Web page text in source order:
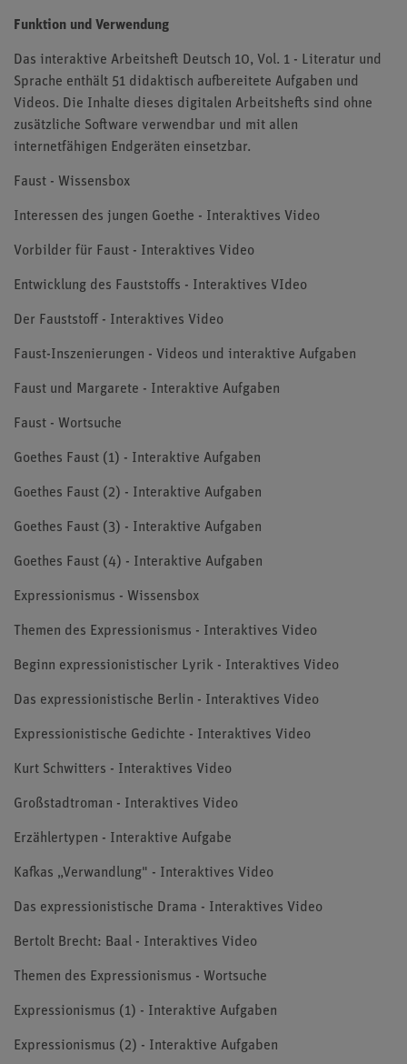
Funktion und Verwendung
Das interaktive Arbeitsheft Deutsch 10, Vol. 1 - Literatur und
Sprache enthält 51 didaktisch aufbereitete Aufgaben und
Videos. Die Inhalte dieses digitalen Arbeitshefts sind ohne
zusätzliche Software verwendbar und mit allen
internetfähigen Endgeräten einsetzbar.
Faust - Wissensbox
Interessen des jungen Goethe - Interaktives Video
Vorbilder für Faust - Interaktives Video
Entwicklung des Fauststoffs - Interaktives VIdeo
Der Fauststoff - Interaktives Video
Faust-Inszenierungen - Videos und interaktive Aufgaben
Faust und Margarete - Interaktive Aufgaben
Faust - Wortsuche
Goethes Faust (1) - Interaktive Aufgaben
Goethes Faust (2) - Interaktive Aufgaben
Goethes Faust (3) - Interaktive Aufgaben
Goethes Faust (4) - Interaktive Aufgaben
Expressionismus - Wissensbox
Themen des Expressionismus - Interaktives Video
Beginn expressionistischer Lyrik - Interaktives Video
Das expressionistische Berlin - Interaktives Video
Expressionistische Gedichte - Interaktives Video
Kurt Schwitters - Interaktives Video
Großstadtroman - Interaktives Video
Erzählertypen - Interaktive Aufgabe
Kafkas „Verwandlung" - Interaktives Video
Das expressionistische Drama - Interaktives Video
Bertolt Brecht: Baal - Interaktives Video
Themen des Expressionismus - Wortsuche
Expressionismus (1) - Interaktive Aufgaben
Expressionismus (2) - Interaktive Aufgaben